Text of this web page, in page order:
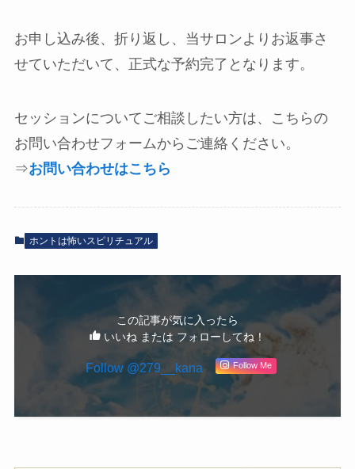
お申し込み後、折り返し、当サロンよりお返事さ
せていただいて、正式な予約完了となります。
セッションについてご相談したい方は、こちらの
お問い合わせフォームからご連絡ください。
⇒お問い合わせはこちら
ホントは怖いスピリチュアル
この記事が気に入ったら
いいね または フォローしてね！
Follow @279__kana Follow Me